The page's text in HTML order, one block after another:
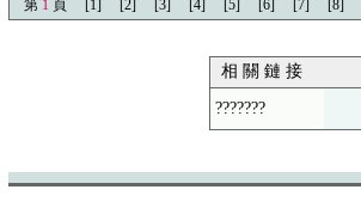
第 1 頁 [1] [2] [3] [4] [5] [6] [7] [8]
相 關 鏈 接
???????